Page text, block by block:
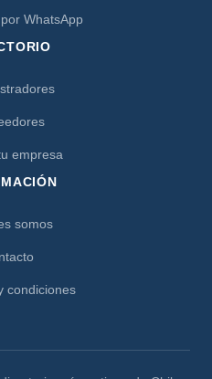
WhatsApp
empresa
somos
condiciones